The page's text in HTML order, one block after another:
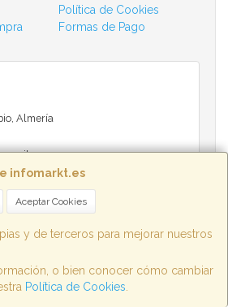
infomarkt.es
Aceptar Cookies
y de terceros para mejorar nuestros
o bien conocer cómo cambiar
Política de Cookies
Política de Cookies
Formas de Pago
Almería
a 20:30
- C.I.F.: B04802658 - Tfno: